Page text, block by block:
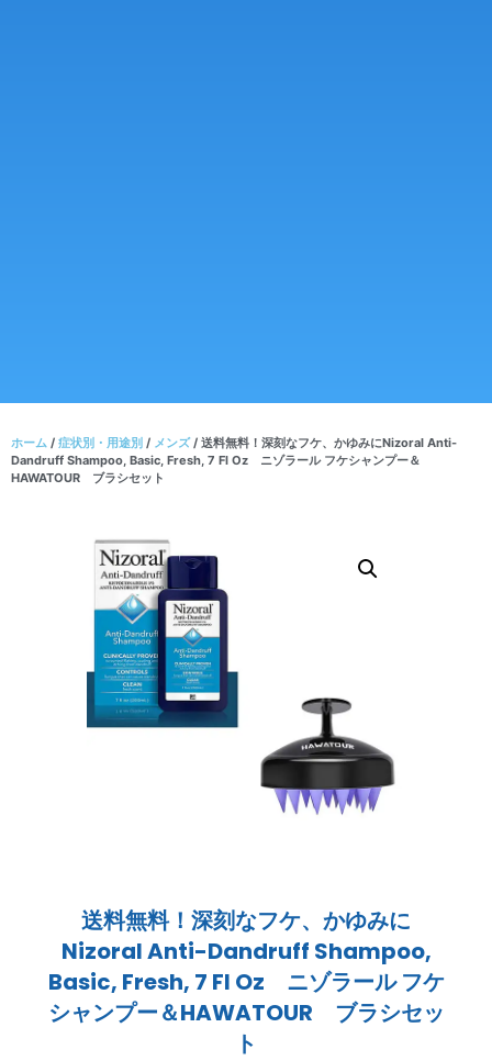
ホーム / 症状別・用途別 / メンズ/ 送料無料！深刻なフケ、かゆみにNizoral Anti-
Dandruff Shampoo, Basic, Fresh, 7 Fl Oz ニゾラール フケシャンプー＆
HAWATOUR ブラシセット
送料無料！深刻なフケ、かゆみに
Nizoral Anti-Dandruff Shampoo,
Basic, Fresh, 7 Fl Oz ニゾラール フケ
シャンプー＆HAWATOUR ブラシセッ
ト